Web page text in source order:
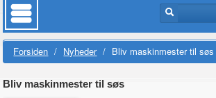
Forsiden / Nyheder / Bliv maskinmester til søs
Bliv maskinmester til søs